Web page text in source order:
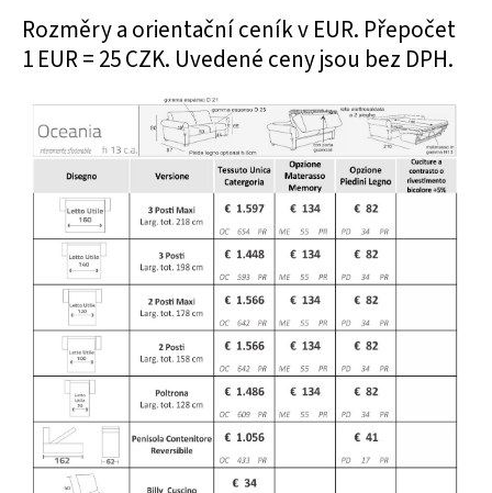
Rozměry a orientační ceník v EUR. Přepočet
1 EUR = 25 CZK. Uvedené ceny jsou bez DPH.